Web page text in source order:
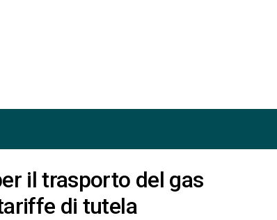
il trasporto del gas
di tutela